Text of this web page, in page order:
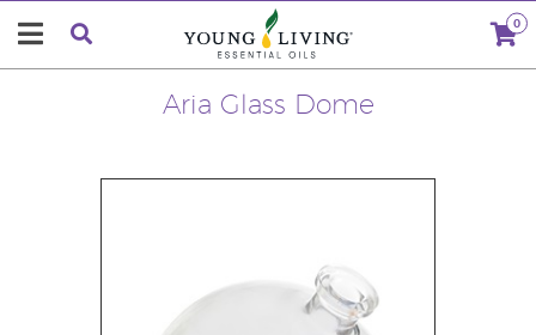
0
Aria Glass Dome